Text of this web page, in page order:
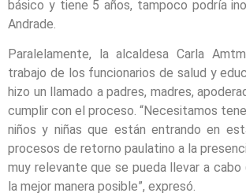
básico y tiene 5 años, tampoco podría
Andrade.
Paralelamente, la alcaldesa Carla
trabajo de los funcionarios de salud y
hizo un llamado a padres, madres,
cumplir con el proceso. “Necesitamos
niños y niñas que están entrando en
procesos de retorno paulatino a la
muy relevante que se pueda llevar a cabo
la mejor manera posible”, expresó.